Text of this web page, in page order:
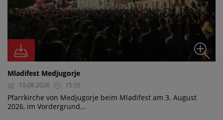
Mladifest Medjugorje
10.08.2026 15:55
Pfarrkirche von Medjugorje beim Mladifest am 3. August
2026, im Vordergrund...